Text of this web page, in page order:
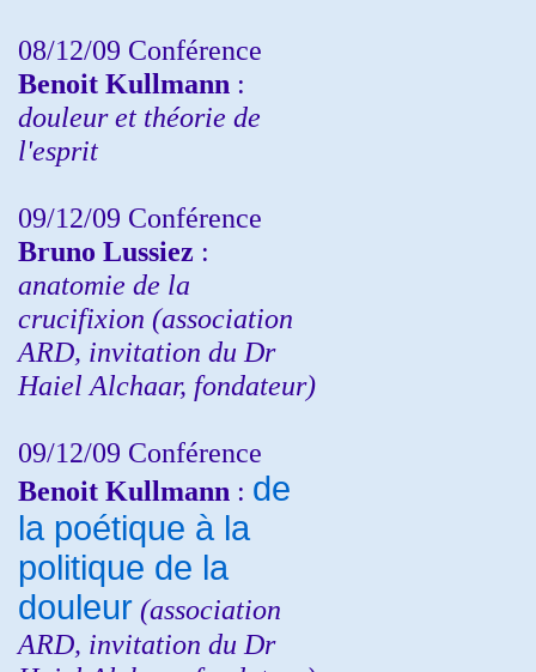
08/12/09 Conférence
Benoit Kullmann :
douleur et théorie de
l'esprit
09/12/09 Conférence
Bruno Lussiez :
anatomie de la
crucifixion (association
ARD, invitation du Dr
Haiel Alchaar, fondateur)
09/12/09 Conférence
Benoit Kullmann : de
la poétique à la
politique de la
douleur (association
ARD, invitation du Dr